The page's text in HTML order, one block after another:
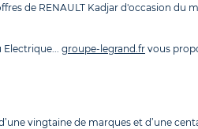
de RENAULT Kadjar d'occasion du
groupe-legrand.fr vous
vingtaine de marques et d’une